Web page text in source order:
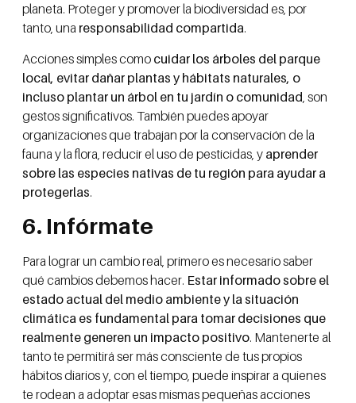
planeta. Proteger y promover la biodiversidad es, por
tanto, una responsabilidad compartida.
Acciones simples como cuidar los árboles del parque
local, evitar dañar plantas y hábitats naturales, o
incluso plantar un árbol en tu jardín o comunidad , son
gestos significativos. También puedes apoyar
organizaciones que trabajan por la conservación de la
fauna y la flora, reducir el uso de pesticidas, y aprender
sobre las especies nativas de tu región para ayudar a
protegerlas.
6. Infórmate
Para lograr un cambio real, primero es necesario saber
qué cambios debemos hacer. Estar informado sobre el
estado actual del medio ambiente y la situación
climática es fundamental para tomar decisiones que
realmente generen un impacto positivo. Mantenerte al
tanto te permitirá ser más consciente de tus propios
hábitos diarios y, con el tiempo, puede inspirar a quienes
te rodean a adoptar esas mismas pequeñas acciones